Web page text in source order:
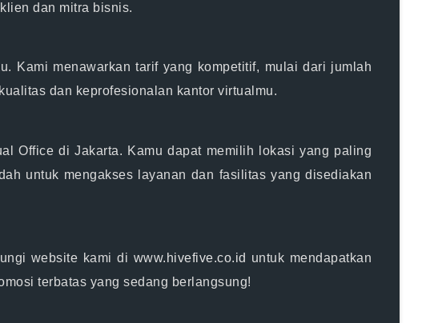
dan mitra bisnis.
Kami menawarkan tarif yang kompetitif, mulai dari jumlah
dan keprofesionalan kantor virtualmu.
Office di Jakarta. Kamu dapat memilih lokasi yang paling
untuk mengakses layanan dan fasilitas yang disediakan
website kami di www.hivefive.co.id untuk mendapatkan
terbatas yang sedang berlangsung!